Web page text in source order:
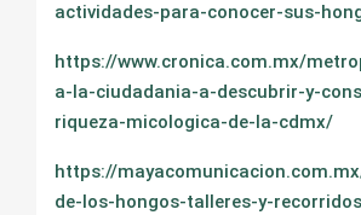
actividades-para-conocer-sus-
https://www.cronica.com.mx/
a-la-ciudadania-a-descubrir-y-
riqueza-micologica-de-la-cdmx/
https://
de-los-hongos-talleres-y-